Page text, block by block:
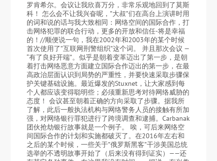
罗肯希尔。会议让我欣喜万分，非常乐观地回到了莫斯
科！ 怎么会不让我兴奋呢，”大叔”们在高台上演讲时用
的词和说的话与我大致相同：网络空间的国际合作，打
击网络犯罪的联合行动，更多的开放和信任-将是幸福
的！//顺便说一句，我在2002年和2003年的某个时候
首次使用了”互联网刑警组织”这个词。 并且那次会议 —
“有了良好开端”。似乎是朝着变革迈出了第一步，是朝
着打击网络恶意方面建立国际合作迈出的第一步，在最
高政治层面认识到局势的严重性，并要快速采取步骤保
护关键基础设施。最近爆发的Stuxnet，让大家感到每
个人都应该变得聪明些；必须重新思考对待网络威胁的
态度！ 会议甚至朝着正确的方向采取了步骤。据我所
了解，此后一般执法机构与网络警务人员的接触有所加
强，对网络银行罪犯进行了跨境调查和逮捕。Carbanak
团伙抢劫银行故事就是一个例子。 唉，可后来网络空
间国际合作的计划和实施都破灭了。在2016年左右和
之后的某个时候，一些关于”俄罗斯黑客”干涉美国总统
选举的不透明故事开始了（后来没有得到证实）——还